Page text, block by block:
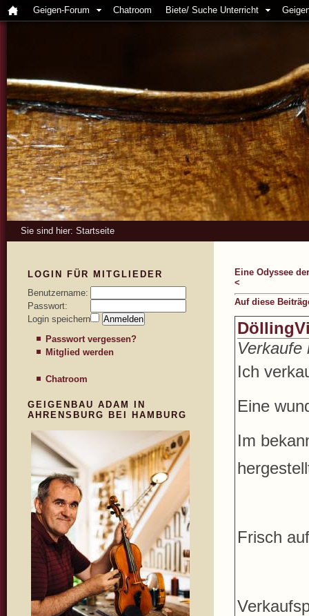
Geigen-Forum Chatroom Biete/ Suche Unterricht
Sie sind hier: Startseite
Eine Odyssee
<
Auf diese
Verkaufe
Ich
Eine
Im
Frisch
LOGIN FÜR MITGLIEDER
Benutzername:
Passwort:
Login speichern
Passwort vergessen?
Mitglied werden
Chatroom
GEIGENBAU ADAM IN
AHRENSBURG BEI HAMBURG